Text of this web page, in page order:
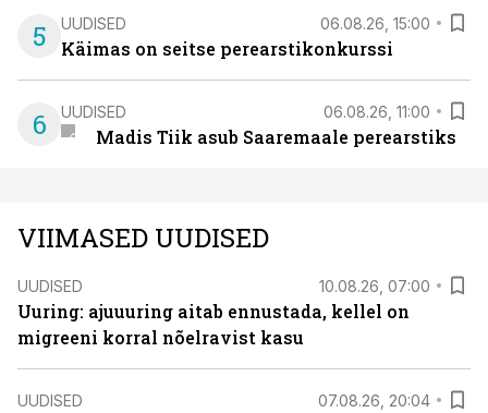
5 UUDISED 06.08.26, 15:00
Käimas on seitse perearstikonkurssi
6 UUDISED 06.08.26, 11:00
Madis Tiik asub Saaremaale perearstiks
VIIMASED UUDISED
UUDISED 10.08.26, 07:00
Uuring: ajuuuring aitab ennustada, kellel on
migreeni korral nõelravist kasu
UUDISED 07.08.26, 20:04